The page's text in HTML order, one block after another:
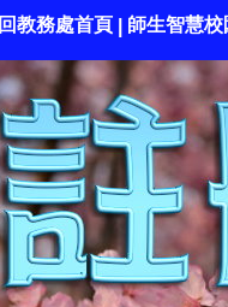
回教務處首頁| 師生智慧